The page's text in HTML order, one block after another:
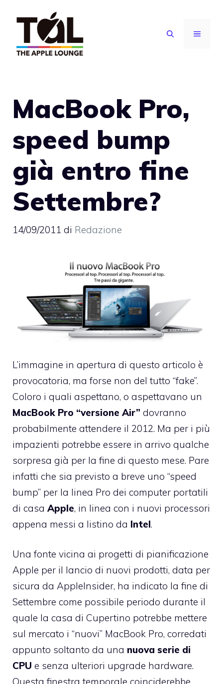
contenuto
MENU
MacBook Pro,
speed bump
già entro fine
Settembre?
14/09/2011 di Redazione
L’immagine in apertura di questo articolo è
provocatoria, ma forse non del tutto “fake”.
Coloro i quali aspettano, o aspettavano un
MacBook Pro “versione Air” dovranno
probabilmente attendere il 2012. Ma per i più
impazienti potrebbe essere in arrivo qualche
sorpresa già per la fine di questo mese. Pare
infatti che sia previsto a breve uno “speed
bump” per la linea Pro dei computer portatili
di casa Apple, in linea con i nuovi processori
appena messi a listino da Intel.
Una fonte vicina ai progetti di pianificazione
Apple per il lancio di nuovi prodotti, data per
sicura da AppleInsider, ha indicato la fine di
Settembre come possibile periodo durante il
quale la casa di Cupertino potrebbe mettere
sul mercato i “nuovi” MacBook Pro, corredati
appunto soltanto da una nuova serie di
CPU e senza ulteriori upgrade hardware.